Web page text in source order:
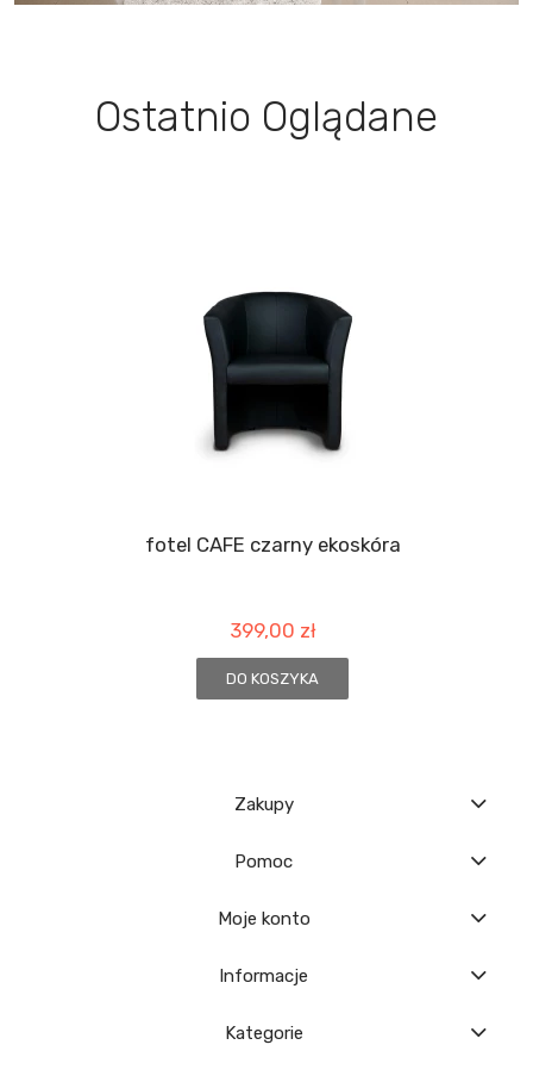
Ostatnio Oglądane
fotel CAFE czarny ekoskóra
399,00 zł
DO KOSZYKA
Zakupy
Pomoc
Moje konto
Informacje
Kategorie